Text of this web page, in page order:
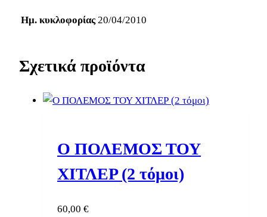
Ημ. κυκλοφορίας 20/04/2010
Σχετικά προϊόντα
Ο ΠΟΛΕΜΟΣ ΤΟΥ
ΧΙΤΛΕΡ (2 τόμοι)
60,00 €